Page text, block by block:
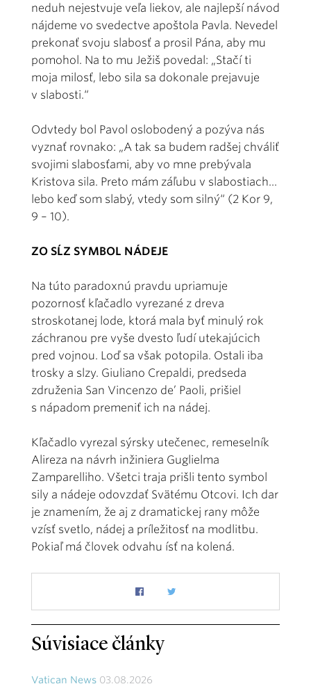
neduh nejestvuje veľa liekov, ale najlepší návod
nájdeme vo svedectve apoštola Pavla. Nevedel
prekonať svoju slabosť a prosil Pána, aby mu
pomohol. Na to mu Ježiš povedal: „Stačí ti
moja milosť, lebo sila sa dokonale prejavuje
v slabosti.“
Odvtedy bol Pavol oslobodený a pozýva nás
vyznať rovnako: „A tak sa budem radšej chváliť
svojimi slabosťami, aby vo mne prebývala
Kristova sila. Preto mám záľubu v slabostiach...
lebo keď som slabý, vtedy som silný“ (2 Kor 9,
9 – 10).
ZO SĹZ SYMBOL NÁDEJE
Na túto paradoxnú pravdu upriamuje
pozornosť kľačadlo vyrezané z dreva
stroskotanej lode, ktorá mala byť minulý rok
záchranou pre vyše dvesto ľudí utekajúcich
pred vojnou. Loď sa však potopila. Ostali iba
trosky a slzy. Giuliano Crepaldi, predseda
združenia San Vincenzo de’ Paoli, prišiel
s nápadom premeniť ich na nádej.
Kľačadlo vyrezal sýrsky utečenec, remeselník
Alireza na návrh inžiniera Guglielma
Zamparelliho. Všetci traja prišli tento symbol
sily a nádeje odovzdať Svätému Otcovi. Ich dar
je znamením, že aj z dramatickej rany môže
vzísť svetlo, nádej a príležitosť na modlitbu.
Pokiaľ má človek odvahu ísť na kolená.
Súvisiace články
Vatican News 03.08.2026